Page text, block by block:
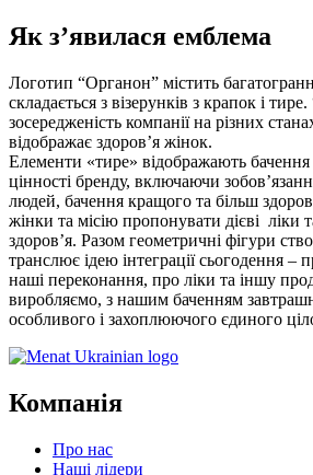
Як з’явилася емблема
Логотип “Органон” містить
складається з візерунків з крапок і
зосередженість компанії на різних
відображає здоров’я жінок.
Елементи «тире» відображають бачення
цінності бренду, включаючи
людей, бачення кращого та більш
жінки та місію пропонувати дієві ліки
здоров’я. Разом геометричні фігури
транслює ідею інтеграції сьогодення –
наші переконання, про ліки та іншу
виробляємо, з нашим баченням
особливого і захоплюючого єдиного
Компанія
Про нас
Наші лідери